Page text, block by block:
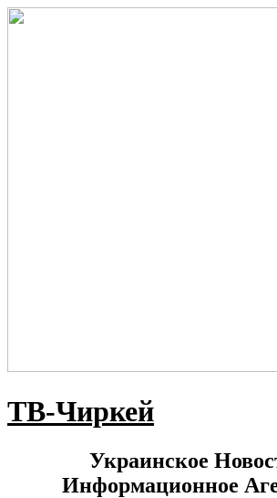
ТВ-Чиркей
Украинское
Информационное